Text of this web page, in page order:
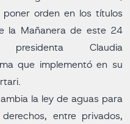
orden en los títulos
la Mañanera de este 24
Claudia
que implementó en su
la ley de aguas para
entre privados,